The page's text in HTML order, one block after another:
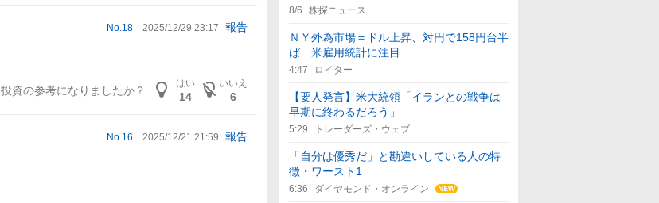
No. 18 2025/12/29 23:17 報告
投資の参考になりましたか？
はい
14
いいえ
6
No. 16 2025/12/21 21:59 報告
8/6 株探ニュース
ＮＹ外為市場＝ドル上昇、対円で158円台半
ば 米雇用統計に注目
4:47 ロイター
【要人発言】米大統領「イランとの戦争は
早期に終わるだろう」
5:29 トレーダーズ・ウェブ
「自分は優秀だ」と勘違いしている人の特
徴・ワースト1
6:36 ダイヤモンド・オンライン